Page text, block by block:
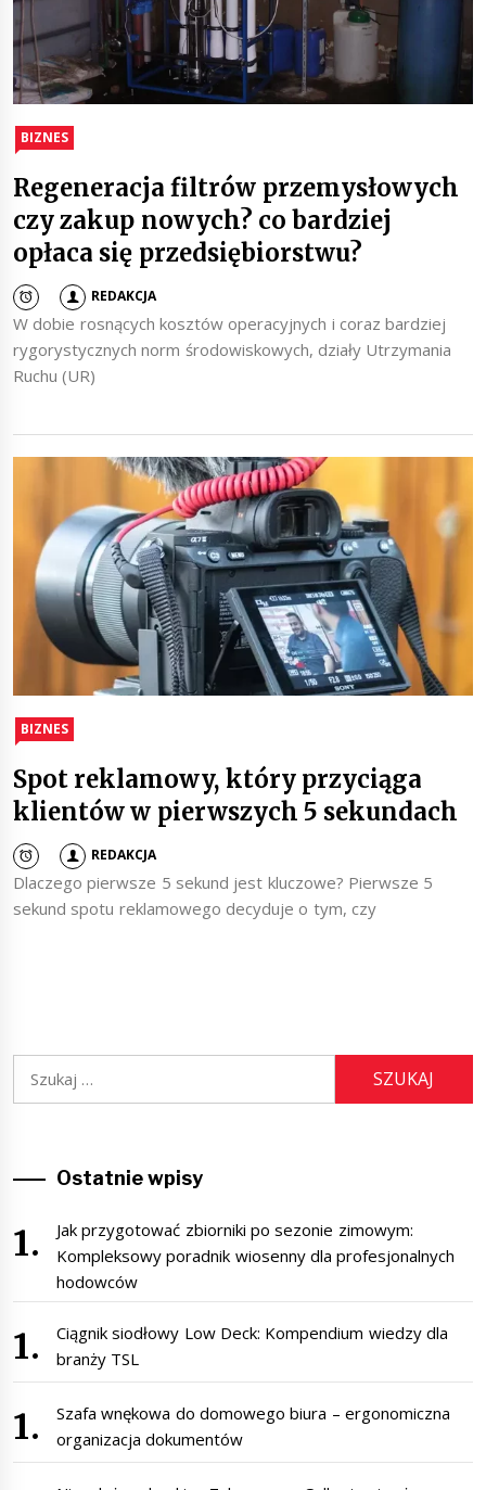
BIZNES
Regeneracja filtrów przemysłowych
czy zakup nowych? co bardziej
opłaca się przedsiębiorstwu?
REDAKCJA
W dobie rosnących kosztów operacyjnych i coraz bardziej
rygorystycznych norm środowiskowych, działy Utrzymania
Ruchu (UR)
BIZNES
Spot reklamowy, który przyciąga
klientów w pierwszych 5 sekundach
REDAKCJA
Dlaczego pierwsze 5 sekund jest kluczowe? Pierwsze 5
sekund spotu reklamowego decyduje o tym, czy
Ostatnie wpisy
Jak przygotować zbiorniki po sezonie zimowym:
Kompleksowy poradnik wiosenny dla profesjonalnych
hodowców
Ciągnik siodłowy Low Deck: Kompendium wiedzy dla
branży TSL
Szafa wnękowa do domowego biura – ergonomiczna
organizacja dokumentów